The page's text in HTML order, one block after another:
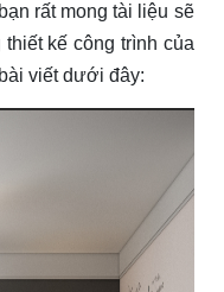
rất mong tài liệu sẽ
kế công trình của
viết dưới đây: